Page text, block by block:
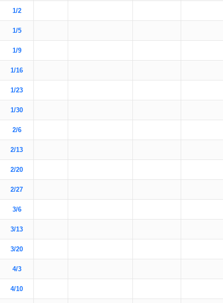
1/2
1/5
1/9
1/16
1/23
1/30
2/6
2/13
2/20
2/27
3/6
3/13
3/20
4/3
4/10